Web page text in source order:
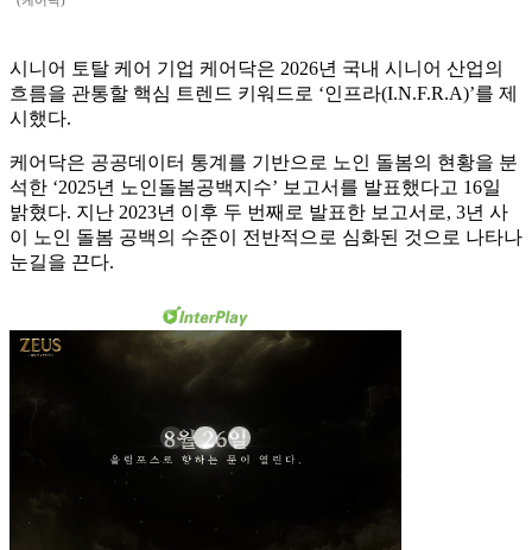
시니어 토탈 케어 기업 케어닥은 2026년 국내 시니어 산업의
흐름을 관통할 핵심 트렌드 키워드로 ‘인프라(I.N.F.R.A)’를 제
시했다.
케어닥은 공공데이터 통계를 기반으로 노인 돌봄의 현황을 분
석한 ‘2025년 노인돌봄공백지수’ 보고서를 발표했다고 16일
밝혔다. 지난 2023년 이후 두 번째로 발표한 보고서로, 3년 사
이 노인 돌봄 공백의 수준이 전반적으로 심화된 것으로 나타나
눈길을 끈다.